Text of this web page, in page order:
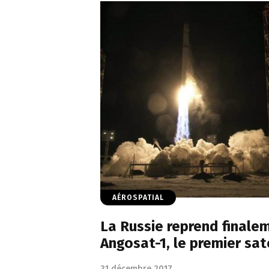
AÉROSPATIAL
La Russie reprend
Angosat-1, le premier